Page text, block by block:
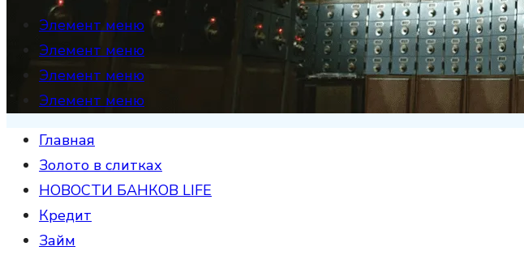
Элемент меню
Элемент меню
Элемент меню
Элемент меню
Главная
Золото в слитках
НОВОСТИ БАНКОВ LIFE
Кредит
Займ